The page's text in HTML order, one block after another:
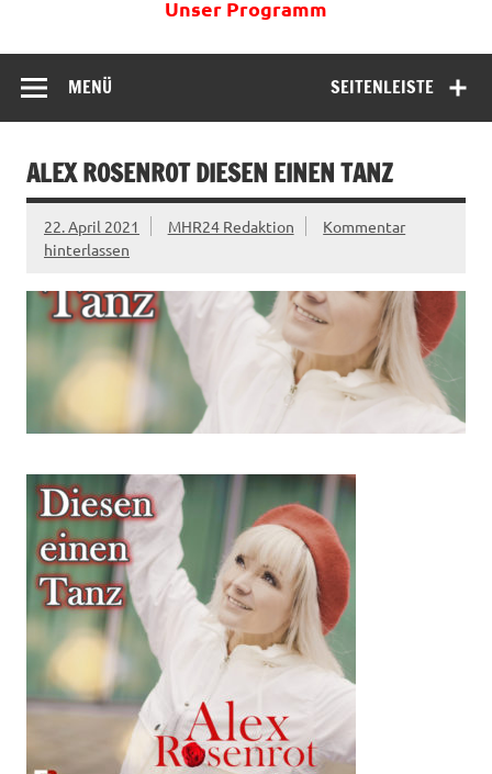
Unser Programm
SEITENLEISTE
MENÜ
ALEX ROSENROT DIESEN EINEN TANZ
22. April 2021 MHR24 Redaktion
Kommentar
hinterlassen